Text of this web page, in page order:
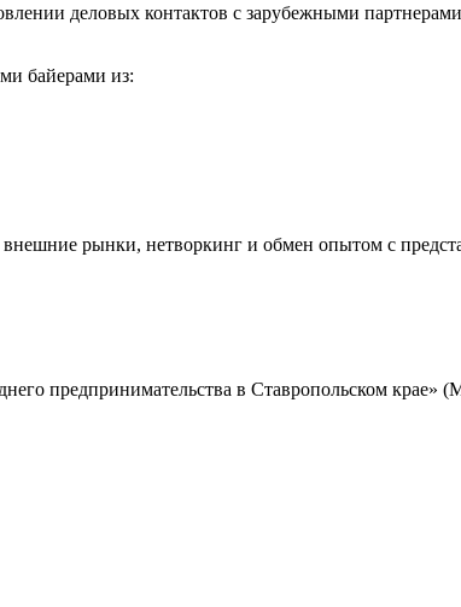
деловых контактов с зарубежными
байерами из:
рынки, нетворкинг и обмен опытом с
предпринимательства в Ставропольском крае»